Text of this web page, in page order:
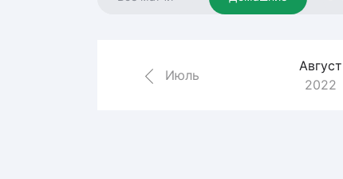
Локомотив
Шанхайские Драконы
Июль
Август
2022